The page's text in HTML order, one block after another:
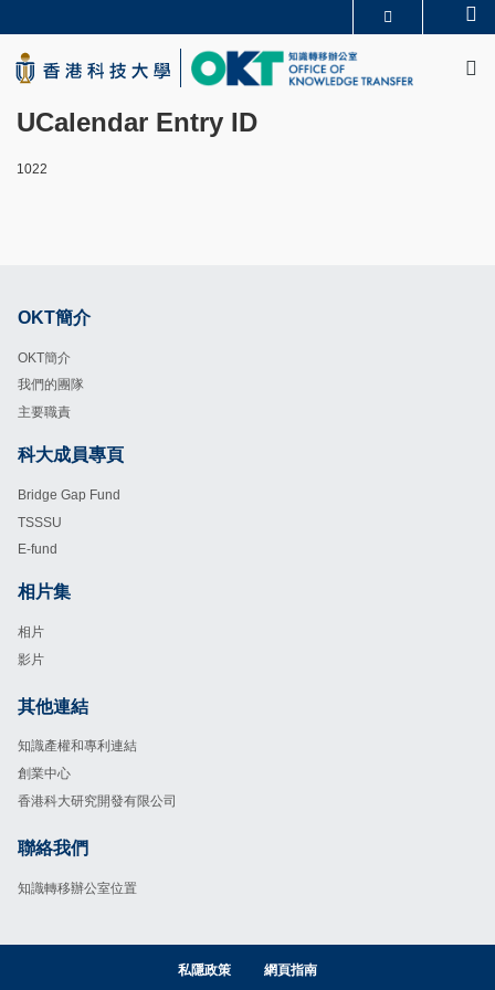
to
main
content
學術部門索引
生活@科大
圖書館
教授簡錄
UCalendar Entry ID
1022
Footer
OKT簡介
OKT簡介
我們的團隊
主要職責
Footer
科大成員專頁
Bridge Gap Fund
TSSSU
E-fund
相片集
相片
影片
Footer
其他連結
知識產權和專利連結
創業中心
香港科大研究開發有限公司
Footer
聯絡我們
知識轉移辦公室位置
私隱政策 網頁指南